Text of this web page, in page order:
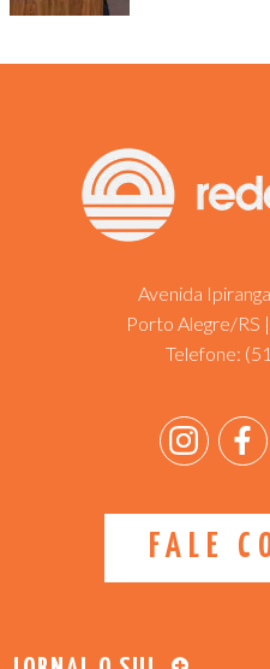
Avenida
Porto Alegre/RS
Telefone:
FALE